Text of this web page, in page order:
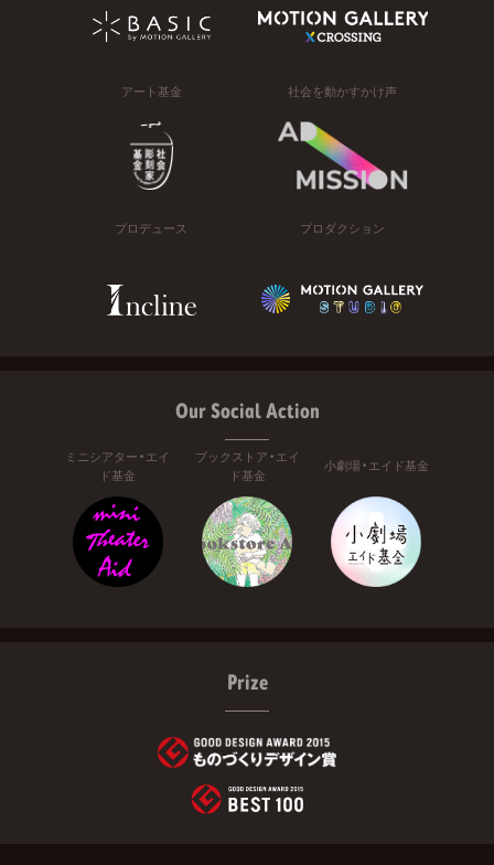
アート基金 社会を動かすかけ声
プロデュース プロダクション
Our Social Action
ミニシアター・エイ
ド基金
ブックストア・エイ
ド基金
小劇場・エイド基金
Prize